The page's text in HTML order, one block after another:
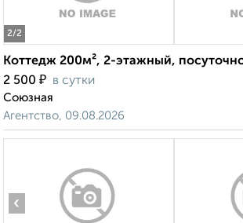
2/2
Коттедж 200м², 2-этажный,
2 500 ₽ в сутки
Союзная
Агентство, 09.08.2026
‹